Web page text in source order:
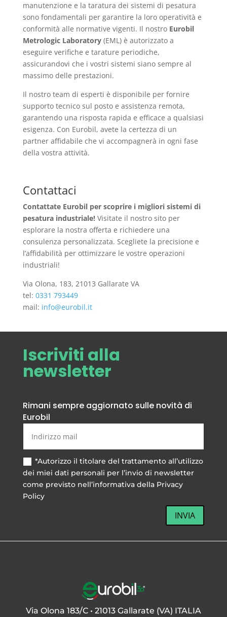
manutenzione e la taratura dei sistemi di pesatura
sono fondamentali per garantire la loro operatività e
conformità alle normative vigenti. Il nostro Eurobil
Metrologic Laboratory(EML) è autorizzato a
eseguire verifiche e tarature periodiche,
assicurandovi che i vostri sistemi siano sempre al
massimo delle prestazioni.
Il nostro team di esperti è disponibile per fornire
supporto tecnico sul posto e assistenza remota,
garantendo una risposta rapida e efficace a qualsiasi
esigenza. Con Eurobil, avete la certezza di un
partner affidabile che vi accompagnerà in ogni fase
della vostra attività.
Contattaci
Contattate Eurobil per scoprire i migliori sistemi di
pesatura industriale!Visitate il nostro sito per
esplorare la nostra offerta e richiedere una
consulenza personalizzata. Scegliete la precisione e
l’affidabilità per ottimizzare le vostre operazioni
industriali!
Via Olona, 183, 21013 Gallarate VA
tel: 0331 793449
mail: info@eurobil.it
Iscriviti alla
newsletter
Rimani sempre aggiornato sulle novità di
Eurobil
*Autorizzo il titolare del trattamento all’utilizzo
dei miei dati personali per l’invio di newsletter
come previsto nell’informativa della Privacy
Policy
INVIA
Via Olona 183/C • 21013 Gallarate (VA) ITALIA